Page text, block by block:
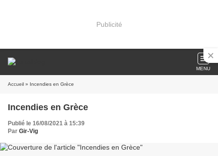
Publicité
MENU
Accueil » Incendies en Grèce
Incendies en Grèce
Publié le 16/08/2021 à 15:39
Par Gir-Vig